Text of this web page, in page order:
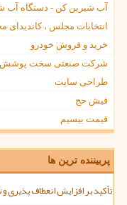
آب شیرین کن - دستگاه آب
انتخابات مجلس ، کاندیدای
خرید و فروش خودرو
شرکت صنعتی سخت پوشش
طراحی سایت
فیش حج
قیمت بیسیم
پربیننده ترین ها
تأکید بر افزایش انعطاف پذیری